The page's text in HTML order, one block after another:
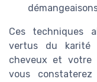
Ces techniques
vertus du karité
cheveux et votre
vous